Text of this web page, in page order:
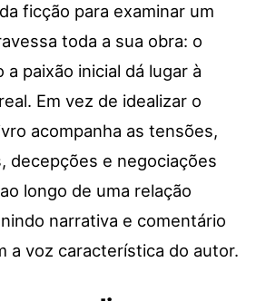
ficção para examinar um
toda a sua obra: o
a paixão inicial dá lugar à
Em vez de idealizar o
acompanha as tensões,
decepções e negociações
longo de uma relação
narrativa e comentário
a voz característica do autor.